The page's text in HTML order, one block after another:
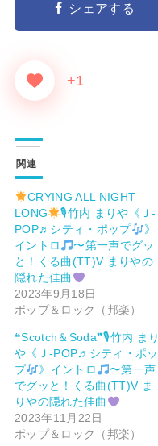
シェアする
+1
関連
CRYING ALL NIGHT
LONG
🎙竹内 まりや《Ｊ-
POP♬シティ・ポップ
》
イントロ
〜第一声でグッ
と！くる曲(TT)V まりやの
隠れた佳曲
2023年9月18日
ポップ＆ロック（邦楽）
❝Scotch＆Soda❞🎙竹内 まり
や《Ｊ-POP♬シティ・ポッ
プ
》イントロ
〜第一声
でグッと！くる曲(TT)V ま
りやの隠れた佳曲
2023年11月22日
ポップ＆ロック（邦楽）